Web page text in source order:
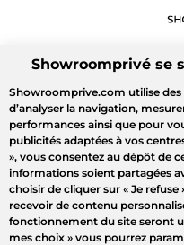
Showroomprivé se
Showroomprive.com utilise
d’analyser la navigation,
performances ainsi que pour
publicités adaptées à vos
», vous consentez au dépôt de
informations soient partagées
choisir de cliquer sur « Je refuse
recevoir de contenu
fonctionnement du site seront
mes choix » vous pourrez